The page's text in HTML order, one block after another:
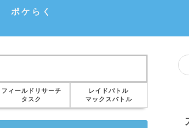
ポケらく
フィールドリサーチ
タスク
レイドバトル
マックスバトル